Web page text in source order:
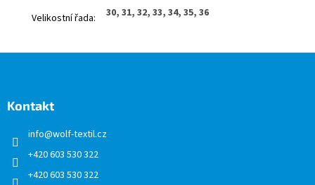
Velikostní řada: 30, 31, 32, 33, 34, 35, 36
Kontakt
info@wolf-textil.cz
+420 603 530 322
+420 603 530 322